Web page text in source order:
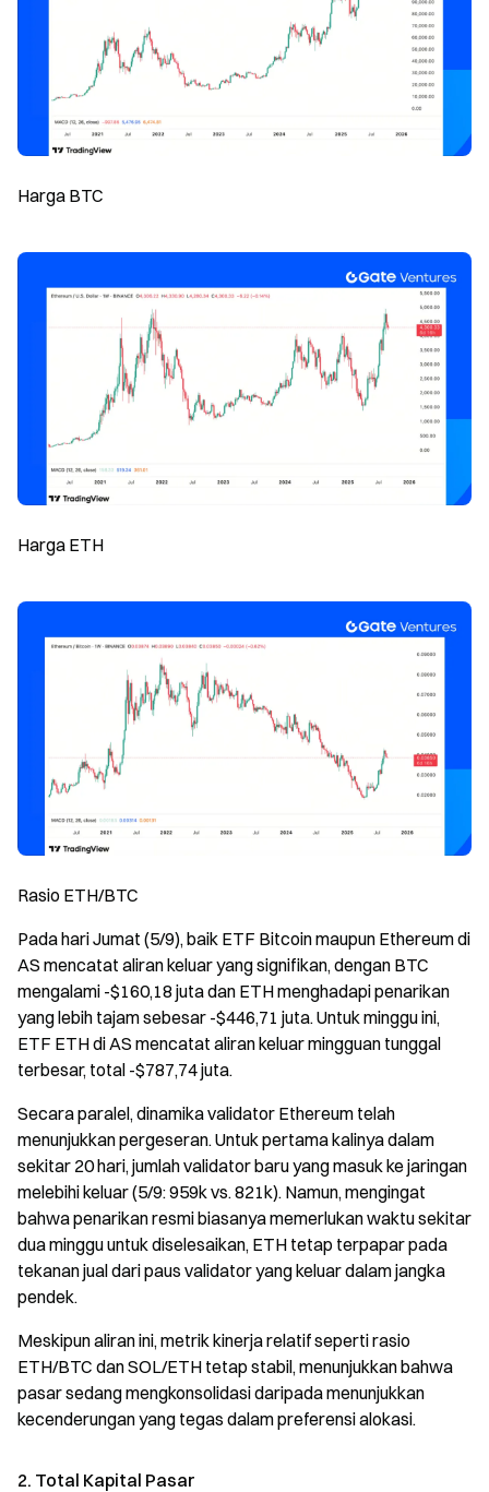
Harga BTC
Harga ETH
Rasio ETH/BTC
Pada hari Jumat (5/9), baik ETF Bitcoin maupun Ethereum di
AS mencatat aliran keluar yang signifikan, dengan BTC
mengalami -$160,18 juta dan ETH menghadapi penarikan
yang lebih tajam sebesar -$446,71 juta. Untuk minggu ini,
ETF ETH di AS mencatat aliran keluar mingguan tunggal
terbesar, total -$787,74 juta.
Secara paralel, dinamika validator Ethereum telah
menunjukkan pergeseran. Untuk pertama kalinya dalam
sekitar 20 hari, jumlah validator baru yang masuk ke jaringan
melebihi keluar (5/9: 959k vs. 821k). Namun, mengingat
bahwa penarikan resmi biasanya memerlukan waktu sekitar
dua minggu untuk diselesaikan, ETH tetap terpapar pada
tekanan jual dari paus validator yang keluar dalam jangka
pendek.
Meskipun aliran ini, metrik kinerja relatif seperti rasio
ETH/BTC dan SOL/ETH tetap stabil, menunjukkan bahwa
pasar sedang mengkonsolidasi daripada menunjukkan
kecenderungan yang tegas dalam preferensi alokasi.
2. Total Kapital Pasar